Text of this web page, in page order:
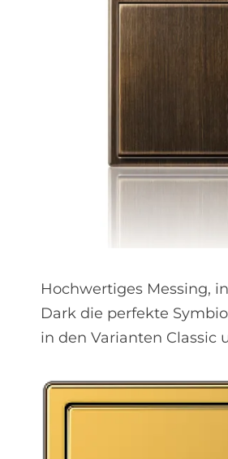
Hochwertiges Messing,
Dark die perfekte
in den Varianten Classic